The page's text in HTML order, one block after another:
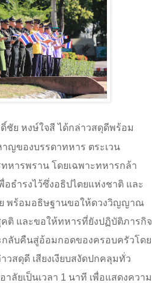
ชัย หงษ์ใจสี ได้กล่าวสดุดีพร้อม
ญของบรรดาทหาร ตระเวน
หารพราน โดยเฉพาะทหารกล้า
ธำรงไว้ซึ่งอธิปไตยแห่งชาติ และ
พร้อมอธิษฐานขอให้ดวงวิญญาณ
ติ และขอให้ทหารที่ยังปฏิบัติภารกิจ
ลับคืนสู่อ้อมกอดของครอบครัวโดย
สดุดี เสียงเงียบสงัดปกคลุมทั่ว
ลัยเป็นเวลา 1 นาที เพื่อแสดงความ